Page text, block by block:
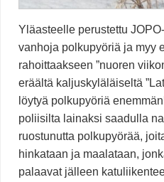
Yläasteelle perustettu
vanhoja polkupyöriä ja myy
rahoittaakseen ”nuoren
eräältä kaljuskyläläiseltä
löytyä polkupyöriä
poliisilta lainaksi saadulla
ruostunutta polkupyörää,
hinkataan ja maalataan,
palaavat jälleen